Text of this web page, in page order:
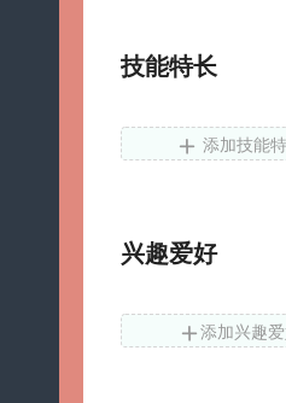
技能特长
添加技能
兴趣爱好
添加兴趣